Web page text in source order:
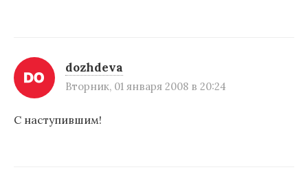
а
п
dozhdeva
Вторник, 01 января 2008 в 20:24
С наступившим!